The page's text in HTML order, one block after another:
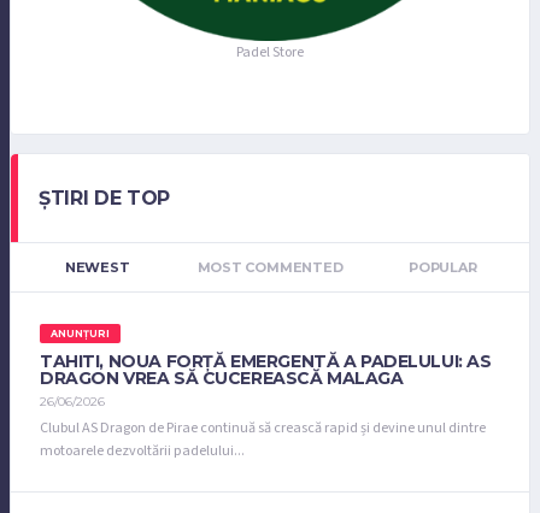
Padel Store
ȘTIRI DE TOP
NEWEST MOST COMMENTED POPULAR
ANUNȚURI
TAHITI, NOUA FORȚĂ EMERGENTĂ A PADELULUI: AS
DRAGON VREA SĂ CUCEREASCĂ MALAGA
26/06/2026
Clubul AS Dragon de Pirae continuă să crească rapid și devine unul dintre
motoarele dezvoltării padelului...